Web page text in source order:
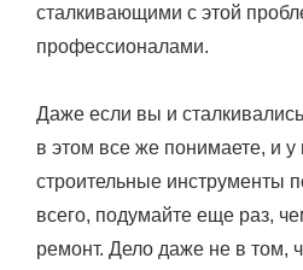
сталкивающими с этой
профессионалами.
Даже если вы и
в этом все же понимаете, и
строительные инструменты
всего, подумайте еще раз,
ремонт. Дело даже не в том,